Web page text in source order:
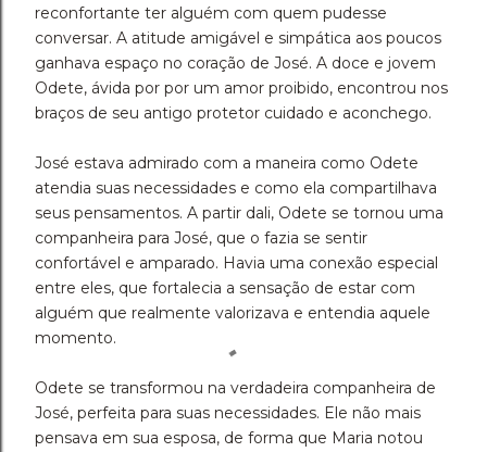
reconfortante ter alguém com quem pudesse
conversar. A atitude amigável e simpática aos poucos
ganhava espaço no coração de José. A doce e jovem
Odete, ávida por por um amor proibido, encontrou nos
braços de seu antigo protetor cuidado e aconchego.
José estava admirado com a maneira como Odete
atendia suas necessidades e como ela compartilhava
seus pensamentos. A partir dali, Odete se tornou uma
companheira para José, que o fazia se sentir
confortável e amparado. Havia uma conexão especial
entre eles, que fortalecia a sensação de estar com
alguém que realmente valorizava e entendia aquele
momento.
Odete se transformou na verdadeira companheira de
José, perfeita para suas necessidades. Ele não mais
pensava em sua esposa, de forma que Maria notou